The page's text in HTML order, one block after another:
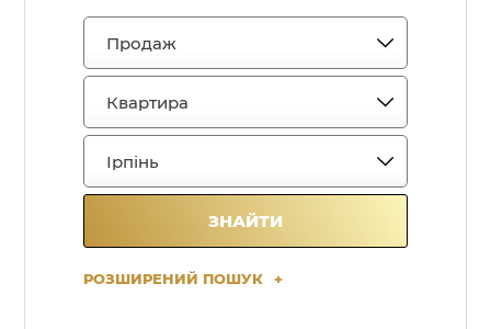
РОЗШИРЕНИЙ ПОШУК +